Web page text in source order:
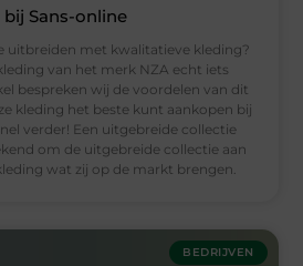
Sans-online
uitbreiden met kwalitatieve kleding?
van het merk NZA echt iets
bespreken wij de voordelen van dit
kleding het beste kunt aankopen bij
verder! Een uitgebreide collectie
om de uitgebreide collectie aan
wat zij op de markt brengen.
BEDRIJVEN